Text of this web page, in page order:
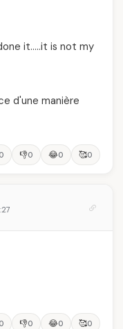
it…..it is not my
d'une manière
0 👎0 😂0 🥰0
0 👎0 😂0 🥰0